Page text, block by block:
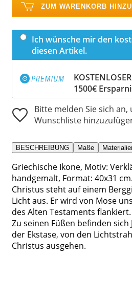
ZUM WARENKORB
Ich wünsche mir den
diesen Artikel.
1500€
Bitte melden Sie sich
Wunschliste
BESCHREIBUNG Maße
Griechische Ikone, Motiv:
handgemalt, Format: 40x31 cm.
Christus steht auf einem
Licht aus. Er wird von Mose
des Alten Testaments flankiert.
Zu seinen Füßen befinden
der Ekstase, von den
Christus ausgehen.